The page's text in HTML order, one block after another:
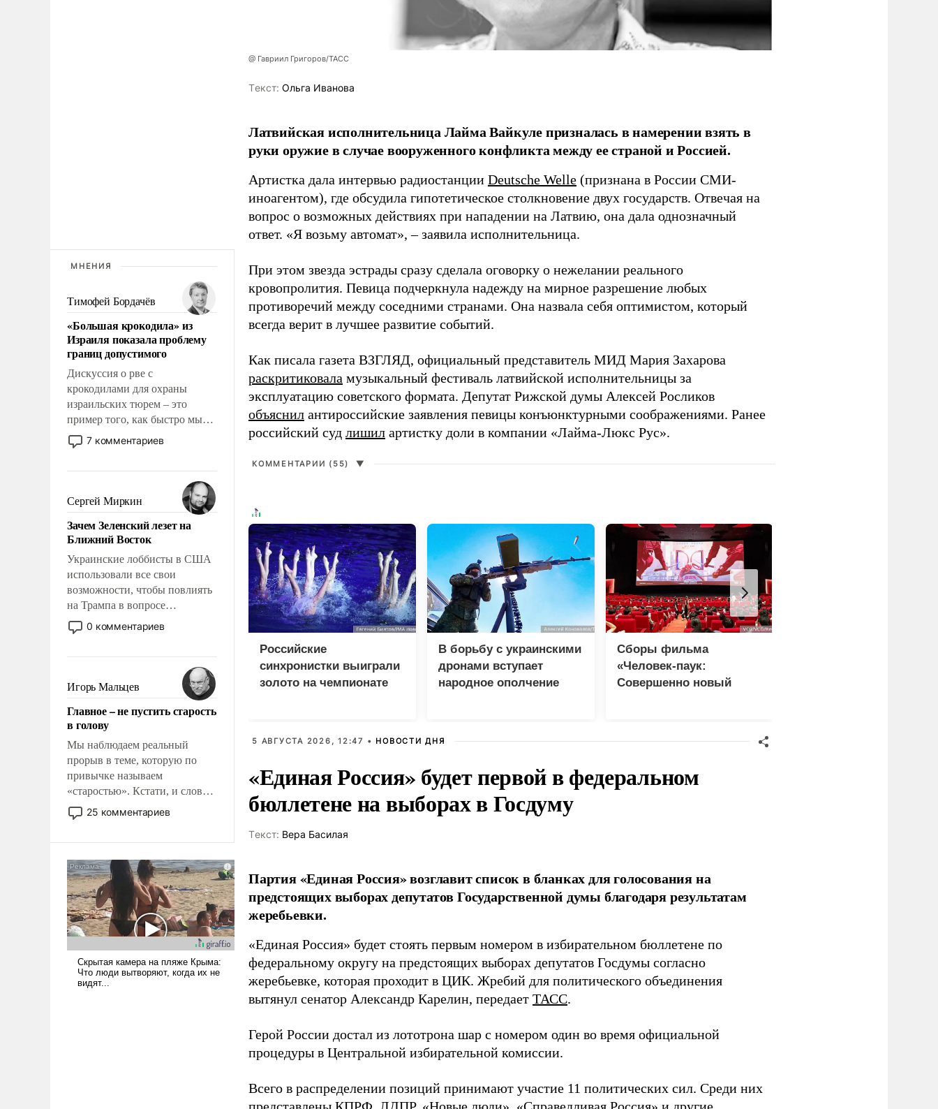
МНЕНИЯ
Тимофей Бордачёв
«Большая крокодила» из
Израиля показала проблему
границ допустимого
Дискуссия о рве с
крокодилами для охраны
израильских тюрем – это
пример того, как быстро мы
двигаемся по пути
революционных изменений.
псевдонаучной фантастики,
стало всерьез обсуждаемой
идеей.
7 комментариев
Сергей Миркин
Зачем Зеленский лезет на
Ближний Восток
Украинские лоббисты в США
использовали все свои
возможности, чтобы повлиять
на Трампа в вопросе
предоставления вооружений
своим нанимателям. Вероятно,
консультирует Киев, пришла в
голову мысль: хорошо бы
продемонстрировать, что
Украина вступила в
вооруженное противостояние
с Ираном.
0 комментариев
Игорь Мальцев
Главное – не пустить старость
в голову
Мы наблюдаем реальный
прорыв в теме, которую по
привычке называем
«старостью». Кстати, и слово-
то это уже стараются не
использовать – так же, как
что оно уже несет негативные
коннотации.
25 комментариев
@ Гавриил Григоров/ТАСС
Tекст: Ольга Иванова
Латвийская исполнительница Лайма Вайкуле призналась в намерении взять в
руки оружие в случае вооруженного конфликта между ее страной и Россией.
Артистка дала интервью радиостанции Deutsche Welle (признана в России СМИ-
иноагентом), где обсудила гипотетическое столкновение двух государств. Отвечая на
вопрос о возможных действиях при нападении на Латвию, она дала однозначный
ответ. «Я возьму автомат», – заявила исполнительница.
При этом звезда эстрады сразу сделала оговорку о нежелании реального
кровопролития. Певица подчеркнула надежду на мирное разрешение любых
противоречий между соседними странами. Она назвала себя оптимистом, который
всегда верит в лучшее развитие событий.
Как писала газета ВЗГЛЯД, официальный представитель МИД Мария Захарова
раскритиковала музыкальный фестиваль латвийской исполнительницы за
эксплуатацию советского формата. Депутат Рижской думы Алексей Росликов
объяснил антироссийские заявления певицы конъюнктурными соображениями. Ранее
российский суд лишил артистку доли в компании «Лайма-Люкс Рус».
КОММЕНТАРИИ (55) ▼
Российские
синхронистки выиграли
золото на чемпионате
В борьбу с украинскими
дронами вступает
народное ополчение
Сборы фильма
«Человек-паук:
Совершенно новый
5 АВГУСТА 2026, 12:47 • НОВОСТИ ДНЯ
«Единая Россия» будет первой в федеральном
бюллетене на выборах в Госдуму
Tекст: Вера Басилая
Партия «Единая Россия» возглавит список в бланках для голосования на
предстоящих выборах депутатов Государственной думы благодаря результатам
жеребьевки.
«Единая Россия» будет стоять первым номером в избирательном бюллетене по
федеральному округу на предстоящих выборах депутатов Госдумы согласно
жеребьевке, которая проходит в ЦИК. Жребий для политического объединения
вытянул сенатор Александр Карелин, передает ТАСС.
Герой России достал из лототрона шар с номером один во время официальной
процедуры в Центральной избирательной комиссии.
Всего в распределении позиций принимают участие 11 политических сил. Среди них